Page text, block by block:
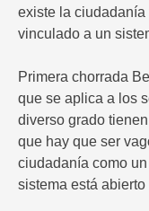
existe la ciudadanía
vinculado a un
Primera chorrada
que se aplica a los
diverso grado
que hay que ser
ciudadanía como
sistema está abierto